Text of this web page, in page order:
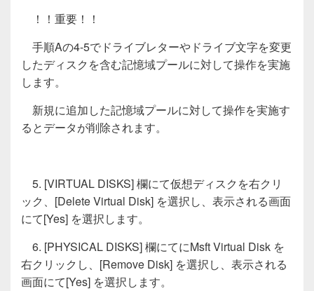
！！重要！！
手順Aの4-5でドライブレターやドライブ文字を変更
したディスクを含む記憶域プールに対して操作を実施
します。
新規に追加した記憶域プールに対して操作を実施す
るとデータが削除されます。
5. [VIRTUAL DISKS] 欄にて仮想ディスクを右クリ
ック、[Delete Virtual Disk] を選択し、表示される画面
にて[Yes] を選択します。
6. [PHYSICAL DISKS] 欄にてにMsft Virtual Disk を
右クリックし、[Remove Disk] を選択し、表示される
画面にて[Yes] を選択します。